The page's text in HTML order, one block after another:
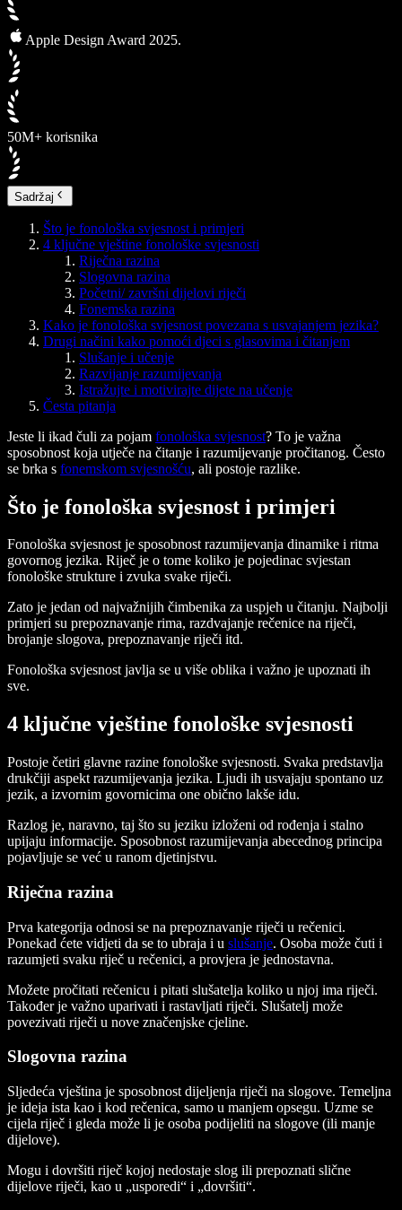
Apple Design Award 2025.
50M+ korisnika
Sadržaj
Što je fonološka svjesnost i primjeri
4 ključne vještine fonološke svjesnosti
Riječna razina
Slogovna razina
Početni/ završni dijelovi riječi
Fonemska razina
Kako je fonološka svjesnost povezana s usvajanjem jezika?
Drugi načini kako pomoći djeci s glasovima i čitanjem
Slušanje i učenje
Razvijanje razumijevanja
Istražujte i motivirajte dijete na učenje
Česta pitanja
Jeste li ikad čuli za pojam fonološka svjesnost? To je važna
sposobnost koja utječe na čitanje i razumijevanje pročitanog. Često
se brka s fonemskom svjesnošću, ali postoje razlike.
Što je fonološka svjesnost i primjeri
Fonološka svjesnost je sposobnost razumijevanja dinamike i ritma
govornog jezika. Riječ je o tome koliko je pojedinac svjestan
fonološke strukture i zvuka svake riječi.
Zato je jedan od najvažnijih čimbenika za uspjeh u čitanju. Najbolji
primjeri su prepoznavanje rima, razdvajanje rečenice na riječi,
brojanje slogova, prepoznavanje riječi itd.
Fonološka svjesnost javlja se u više oblika i važno je upoznati ih
sve.
4 ključne vještine fonološke svjesnosti
Postoje četiri glavne razine fonološke svjesnosti. Svaka predstavlja
drukčiji aspekt razumijevanja jezika. Ljudi ih usvajaju spontano uz
jezik, a izvornim govornicima one obično lakše idu.
Razlog je, naravno, taj što su jeziku izloženi od rođenja i stalno
upijaju informacije. Sposobnost razumijevanja abecednog principa
pojavljuje se već u ranom djetinjstvu.
Riječna razina
Prva kategorija odnosi se na prepoznavanje riječi u rečenici.
Ponekad ćete vidjeti da se to ubraja i u slušanje. Osoba može čuti i
razumjeti svaku riječ u rečenici, a provjera je jednostavna.
Možete pročitati rečenicu i pitati slušatelja koliko u njoj ima riječi.
Također je važno uparivati i rastavljati riječi. Slušatelj može
povezivati riječi u nove značenjske cjeline.
Slogovna razina
Sljedeća vještina je sposobnost dijeljenja riječi na slogove. Temeljna
je ideja ista kao i kod rečenica, samo u manjem opsegu. Uzme se
cijela riječ i gleda može li je osoba podijeliti na slogove (ili manje
dijelove).
Mogu i dovršiti riječ kojoj nedostaje slog ili prepoznati slične
dijelove riječi, kao u „usporedi“ i „dovršiti“.